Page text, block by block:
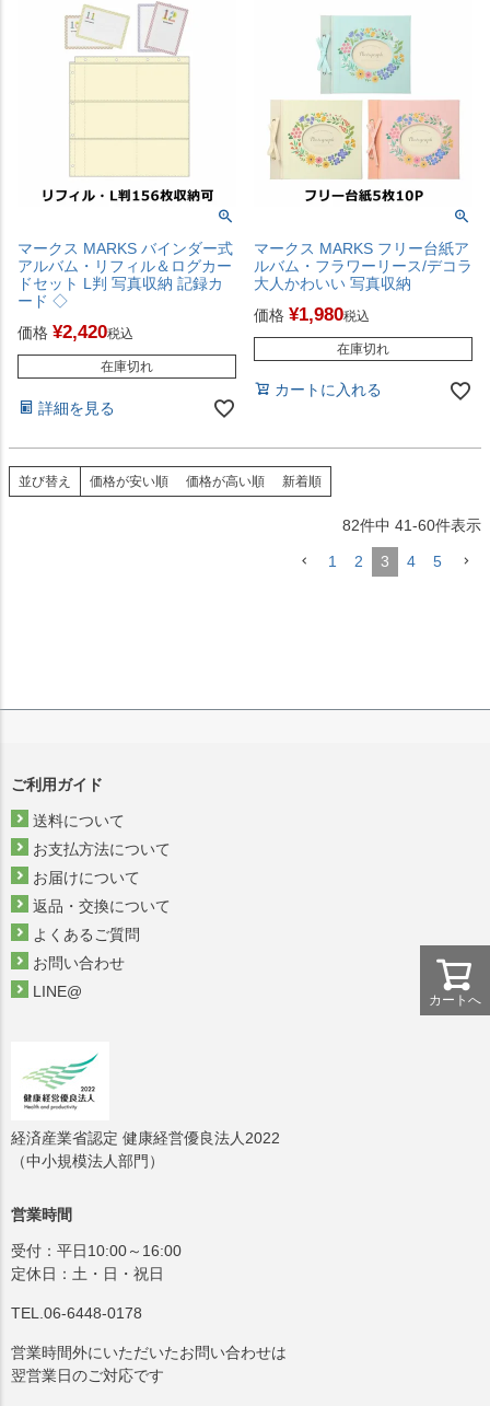
マークス MARKS バインダー式
アルバム・リフィル＆ログカー
ドセット L判 写真収納 記録カ
ード ◇
価格 ¥2,420税込
在庫切れ
詳細を見る
マークス MARKS フリー台紙ア
ルバム・フラワーリース/デコラ
大人かわいい 写真収納
価格 ¥1,980税込
在庫切れ
カートに入れる
並び替え 価格が安い順 価格が高い順 新着順
82件中 41-60件表示
1 2 3 4 5
カートへ
ご利用ガイド
送料について
お支払方法について
お届けについて
返品・交換について
よくあるご質問
お問い合わせ
LINE@
経済産業省認定 健康経営優良法人2022
（中小規模法人部門）
営業時間
受付：平日10:00～16:00
定休日：土・日・祝日
TEL.06-6448-0178
営業時間外にいただいたお問い合わせは
翌営業日のご対応です